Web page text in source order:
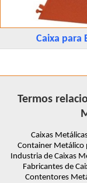
Caixa para
Termos
Caixas
Container Metálico
Industria de Caixas
Fabricantes de
Contentores